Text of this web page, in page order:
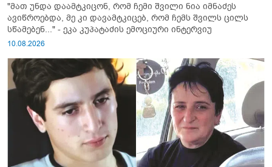
"მათ უნდა დაამტკიცონ, რომ ჩემი შვილი ნია იმნაძეს
ავიწროებდა, მე კი დავამტკიცებ, რომ ჩემს შვილს ცილს
სწამებენ..." - ეკა კუპატაძის ემოციური ინტერვიუ
10.08.2026